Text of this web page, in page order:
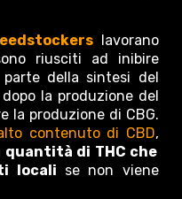
lavorano
riusciti ad inibire
della sintesi del
la produzione del
la produzione di CBG.
contenuto di CBD,
quantità di THC che
locali se non viene